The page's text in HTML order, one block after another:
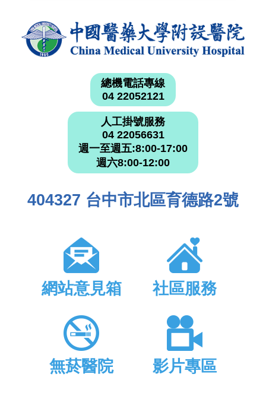
總機電話專線
04 22052121
人工掛號服務
04 22056631
週一至週五:8:00-17:00
週六8:00-12:00
404327 台中市北區育德路2號
網站意見箱 社區服務
無菸醫院 影片專區